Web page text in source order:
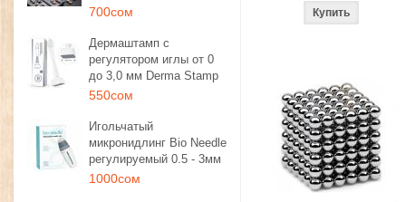
700сом
Дермаштамп с
регулятором иглы от 0
до 3,0 мм Derma Stamp
550сом
Игольчатый
микронидлинг Bio Needle
регулируемый 0.5 - 3мм
1000сом